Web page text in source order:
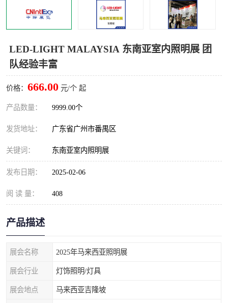
LED-LIGHT MALAYSIA 东南亚室内照明展 团
队经验丰富
价格： 666.00 元/个 起
产品数量： 9999.00个
发货地址： 广东省广州市番禺区
关键词： 东南亚室内照明展
发布日期： 2025-02-06
阅 读 量： 408
产品描述
展会名称 2025年马来西亚照明展
展会行业 灯饰照明/灯具
展会地点 马来西亚吉隆坡